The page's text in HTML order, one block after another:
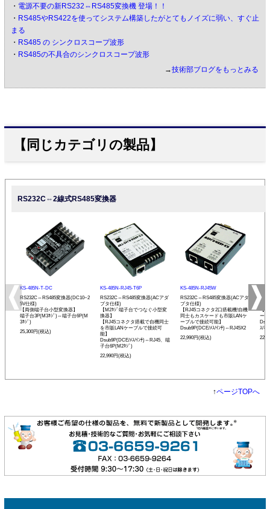
・ 電源不要の新RS232⇔RS485変換機 登場！！
・ RS485やRS422を使ってシステム構築したがとてもノイズに弱い、すぐ止
まる
・ RS485 の シンクロスコープ波形
・ RS485の不具合のシンクロスコープ波形
→技術部ブログをもっとみる
【同じカテゴリの製品】
RS232C⇔2線式RS485変換器
KS-485N-T-DC
RS232C⇔RS485変換器(DC10~2
5V仕様)
【両側端子台小型変換器】
端子台3P(M3ﾈｼﾞ)⇔端子台6P(M
3ﾈｼﾞ)
25,300円(税込)
KS-485N-RJ45-T6P
RS232C⇔RS485変換器(ACアダ
プタ仕様)
【M2ﾈｼﾞ端子台でつなぐ小型変
換器】
【RJ45コネクタ搭載で自機同士
を市販LANケーブルで接続可
能】
Dsub9P(DCE/ﾒｽ/ｲﾝﾁ)⇔RJ45、端
子台6P(M2ﾈｼﾞ)
22,990円(税込)
KS-485N-RJ45W
RS232C⇔RS485変換器(ACアダ
プタ仕様)
【RJ45コネクタ2口搭載機!自機
同士もカスケードも市販LANケ
ーブルで接続可能】
Dsub9P(DCE/ﾒｽ/ｲﾝﾁ)⇔RJ45X2
22,990円(税込)
【
ー
ｽ/ﾐﾘ)
↑ページTOPへ